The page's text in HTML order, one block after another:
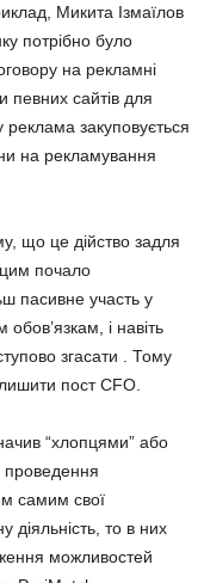
Микита Ізмаїлов
потрібно було
на рекламні
певних сайтів для
реклама закуповується
на рекламування
що це дійство задля
цим почало
пасивне участь у
і навіть
згасати . Тому
пост CFO.
“хлопцями” або
проведення
самим свої
діяльність, то в них
можливостей